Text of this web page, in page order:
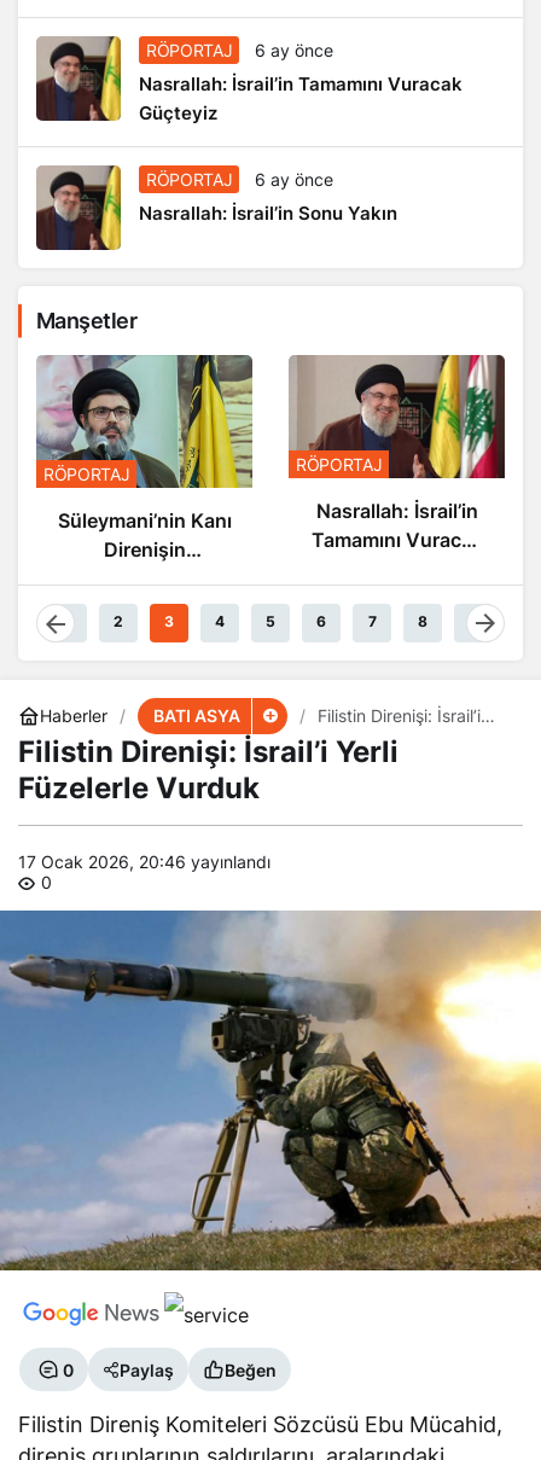
RÖPORTAJ 6 ay önce
Nasrallah: İsrail’in Tamamını Vuracak
Güçteyiz
RÖPORTAJ 6 ay önce
Nasrallah: İsrail’in Sonu Yakın
Manşetler
RÖPORTAJ
Süleymani’nin Kanı
Direnişin
Akıyor
RÖPORTAJ
Nasrallah: İsrail’in
Tamamını Vuracak
1 2 3 4 5 6 7 8 9
Haberler BATI ASYA
Filistin Direnişi: İsrail’i
Yerli Füzelerle Vurduk
Filistin Direnişi: İsrail’i Yerli
Füzelerle Vurduk
17 Ocak 2026, 20:46 yayınlandı
0
0 Paylaş Beğen
Filistin Direniş Komiteleri Sözcüsü Ebu Mücahid,